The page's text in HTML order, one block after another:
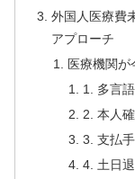
外国人医療費
アプローチ
医療機関
1. 多言
2. 本人
3. 支払
4. 土日